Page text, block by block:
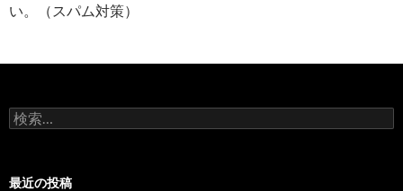
い。（スパム対策）
検
索:
最近の投稿